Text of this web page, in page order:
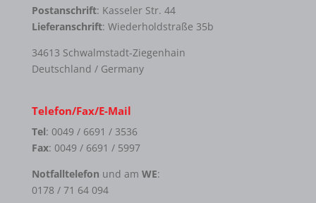
Postanschrift: Kasseler Str. 44
Lieferanschrift: Wiederholdstraße 35b
34613 Schwalmstadt-Ziegenhain
Deutschland / Germany
Telefon/Fax/E-Mail
Tel: 0049 / 6691 / 3536
Fax: 0049 / 6691 / 5997
Notfalltelefon und am WE:
0178 / 71 64 094